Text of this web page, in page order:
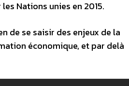
Nations unies en 2015.
de se saisir des enjeux de la
économique, et par delà